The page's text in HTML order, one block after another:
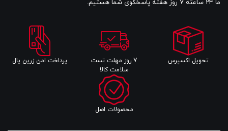
ما 24 ساعته 7 روز هفته پاسخگوی شما هستیم.
تحویل اکسپرس
7 روز مهلت تست
سلامت کالا
پرداخت امن زرین پال
محصولات اصل